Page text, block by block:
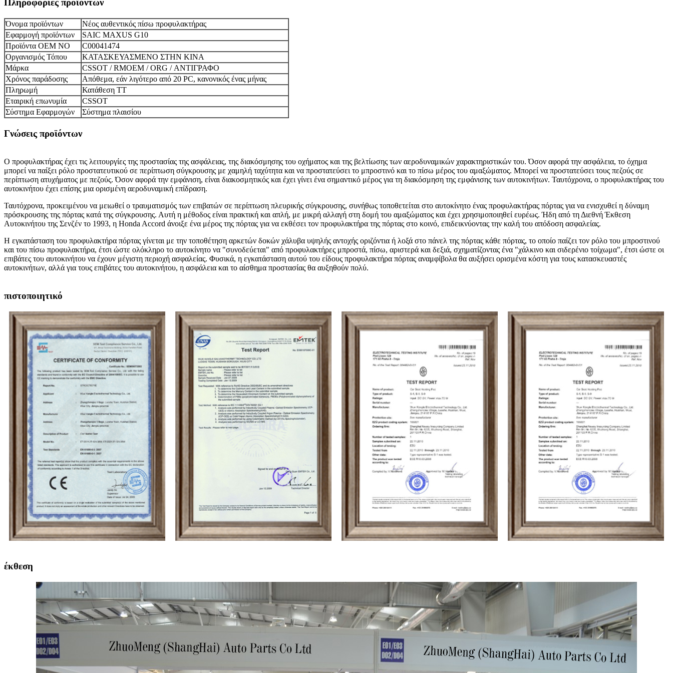
Πληροφορίες προϊόντων
Όνομα προϊόντων
Νέος αυθεντικός πίσω προφυλακτήρας
Εφαρμογή προϊόντων
SAIC MAXUS G10
Προϊόντα OEM NO
C00041474
Οργανισμός Τόπου
ΚΑΤΑΣΚΕΥΑΣΜΕΝΟ ΣΤΗΝ ΚΙΝΑ
Μάρκα
CSSOT / RMOEM / ORG / ΑΝΤΙΓΡΑΦΟ
Χρόνος παράδοσης
Απόθεμα, εάν λιγότερο από 20 PC, κανονικός ένας μήνας
Πληρωμή
Κατάθεση TT
Εταιρική επωνυμία
CSSOT
Σύστημα Εφαρμογών
Σύστημα πλαισίου
Γνώσεις προϊόντων
Ο προφυλακτήρας έχει τις λειτουργίες της προστασίας της ασφάλειας, της διακόσμησης του οχήματος και της βελτίωσης των αεροδυναμικών χαρακτηριστικών του. Όσον αφορά την ασφάλεια, το όχημα
μπορεί να παίξει ρόλο προστατευτικού σε περίπτωση σύγκρουσης με χαμηλή ταχύτητα και να προστατεύσει το μπροστινό και το πίσω μέρος του αμαξώματος. Μπορεί να προστατεύσει τους πεζούς σε
περίπτωση ατυχήματος με πεζούς. Όσον αφορά την εμφάνιση, είναι διακοσμητικός και έχει γίνει ένα σημαντικό μέρος για τη διακόσμηση της εμφάνισης των αυτοκινήτων. Ταυτόχρονα, ο προφυλακτήρας του
αυτοκινήτου έχει επίσης μια ορισμένη αεροδυναμική επίδραση.
Ταυτόχρονα, προκειμένου να μειωθεί ο τραυματισμός των επιβατών σε περίπτωση πλευρικής σύγκρουσης, συνήθως τοποθετείται στο αυτοκίνητο ένας προφυλακτήρας πόρτας για να ενισχυθεί η δύναμη
πρόσκρουσης της πόρτας κατά της σύγκρουσης. Αυτή η μέθοδος είναι πρακτική και απλή, με μικρή αλλαγή στη δομή του αμαξώματος και έχει χρησιμοποιηθεί ευρέως. Ήδη από τη Διεθνή Έκθεση
Αυτοκινήτου της Σενζέν το 1993, η Honda Accord άνοιξε ένα μέρος της πόρτας για να εκθέσει τον προφυλακτήρα της πόρτας στο κοινό, επιδεικνύοντας την καλή του απόδοση ασφαλείας.
Η εγκατάσταση του προφυλακτήρα πόρτας γίνεται με την τοποθέτηση αρκετών δοκών χάλυβα υψηλής αντοχής οριζόντια ή λοξά στο πάνελ της πόρτας κάθε πόρτας, το οποίο παίζει τον ρόλο του μπροστινού
και του πίσω προφυλακτήρα, έτσι ώστε ολόκληρο το αυτοκίνητο να "συνοδεύεται" από προφυλακτήρες μπροστά, πίσω, αριστερά και δεξιά, σχηματίζοντας ένα "χάλκινο και σιδερένιο τοίχωμα", έτσι ώστε οι
επιβάτες του αυτοκινήτου να έχουν μέγιστη περιοχή ασφαλείας. Φυσικά, η εγκατάσταση αυτού του είδους προφυλακτήρα πόρτας αναμφίβολα θα αυξήσει ορισμένα κόστη για τους κατασκευαστές
αυτοκινήτων, αλλά για τους επιβάτες του αυτοκινήτου, η ασφάλεια και το αίσθημα προστασίας θα αυξηθούν πολύ.
πιστοποιητικό
έκθεση